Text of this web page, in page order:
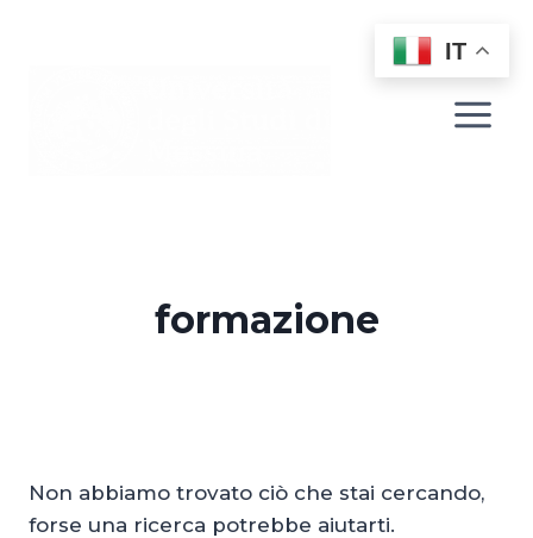
formazione
Non abbiamo trovato ciò che stai cercando,
forse una ricerca potrebbe aiutarti.
IT